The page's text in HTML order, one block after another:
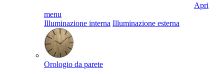
Apri
menu
Illuminazione interna Illuminazione esterna
Orologio da parete